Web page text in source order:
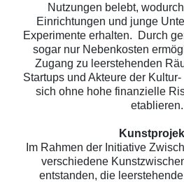
Nutzungen belebt,
Einrichtungen und junge
Experimente erhalten. Durch
sogar nur Nebenkosten
Zugang zu leerstehenden
Startups und Akteure der
sich ohne hohe finanzielle
etablieren.
Im Rahmen der Initiative
verschiedene
entstanden, die